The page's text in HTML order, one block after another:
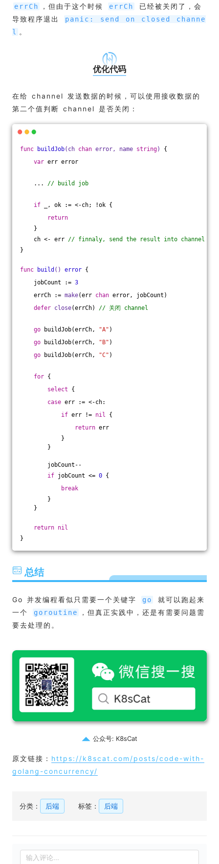
errCh ，但由于这个时候 errCh
已经被关闭了，会
导致程序退出
panic: send on closed channe
l
。
优化代码
在给 channel 发送数据的时候，可以使用接收数据的
第二个值判断 channel 是否关闭：
func buildJob(ch chan error, name string)
{
var err error
... // build job
if _, ok := <-ch; !ok {
return
}
ch <- err // finnaly, send the result into channel
}
func build () error {
jobCount := 3
errCh := make(err chan error, jobCount)
defer close(errCh) // 关闭 channel
go buildJob(errCh, "A" )
go buildJob(errCh, "B" )
go buildJob(errCh, "C" )
for {
select {
case err := <-ch:
if err != nil {
return err
}
}
jobCount--
if jobCount <= 0 {
break
}
}
return nil
}
总结
Go 并发编程看似只需要一个关键字 go
就可以跑起来
一个
goroutine
，但真正实践中，还是有需要问题需
要去处理的。
公众号: K8sCat
原文链接： https://k8scat.com/posts/code-with-
golang-concurrency/
分类： 后端 标签： 后端